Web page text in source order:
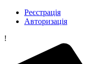
Реєстрація
Авторизація
!